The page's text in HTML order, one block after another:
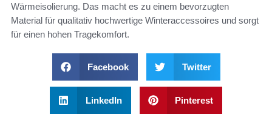
Wärmeisolierung. Das macht es zu einem bevorzugten
Material für qualitativ hochwertige Winteraccessoires und sorgt
für einen hohen Tragekomfort.
Facebook Twitter
LinkedIn Pinterest